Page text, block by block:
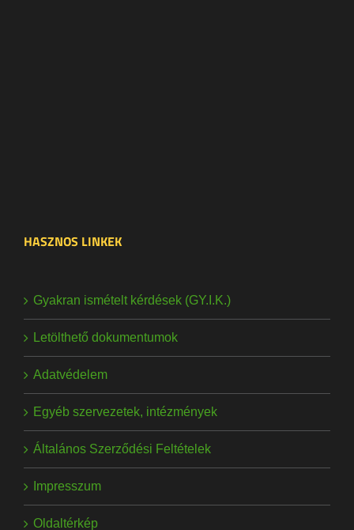
HASZNOS LINKEK
Gyakran ismételt kérdések (GY.I.K.)
Letölthető dokumentumok
Adatvédelem
Egyéb szervezetek, intézmények
Általános Szerződési Feltételek
Impresszum
Oldaltérkép